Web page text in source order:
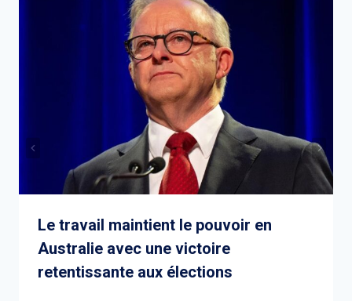
Le travail maintient le pouvoir en
Australie avec une victoire
retentissante aux élections